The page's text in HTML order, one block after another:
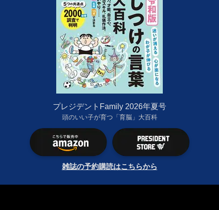
プレジデントFamily 2026年夏号
頭のいい子が育つ「育脳」大百科
雑誌の予約購読はこちらから